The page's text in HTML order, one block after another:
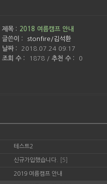
제목 : 2018 여름캠프 안내
글쓴이 :
stonfire/김석환
날짜 :
2018.07.24 09:17
조회 수 :
1878 / 추천 수 : 0
테스트2
신규가입했습니다. [5]
2019 여름캠프 안내